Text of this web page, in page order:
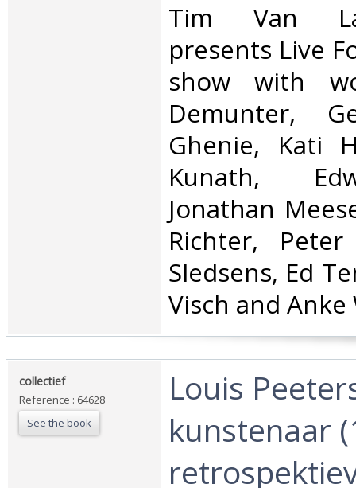
‎Tim Van
presents Live
show with
Demunter,
Ghenie, Kati
Kunath,
Jonathan
Richter,
Sledsens, Ed
Visch and Anke
‎collectief‎
Reference : 64628
See the book
‎Louis
kunstenaar